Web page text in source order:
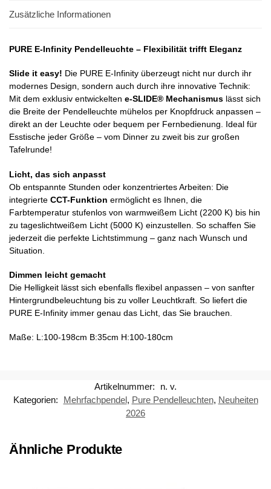
Zusätzliche Informationen
PURE E-Infinity Pendelleuchte – Flexibilität trifft Eleganz
Slide it easy! Die PURE E-Infinity überzeugt nicht nur durch ihr
modernes Design, sondern auch durch ihre innovative Technik:
Mit dem exklusiv entwickelten e-SLIDE® Mechanismus lässt sich
die Breite der Pendelleuchte mühelos per Knopfdruck anpassen –
direkt an der Leuchte oder bequem per Fernbedienung. Ideal für
Esstische jeder Größe – vom Dinner zu zweit bis zur großen
Tafelrunde!
Licht, das sich anpasst
Ob entspannte Stunden oder konzentriertes Arbeiten: Die
integrierte CCT-Funktion ermöglicht es Ihnen, die
Farbtemperatur stufenlos von warmweißem Licht (2200 K) bis hin
zu tageslichtweißem Licht (5000 K) einzustellen. So schaffen Sie
jederzeit die perfekte Lichtstimmung – ganz nach Wunsch und
Situation.
Dimmen leicht gemacht
Die Helligkeit lässt sich ebenfalls flexibel anpassen – von sanfter
Hintergrundbeleuchtung bis zu voller Leuchtkraft. So liefert die
PURE E-Infinity immer genau das Licht, das Sie brauchen.
Maße: L:100-198cm B:35cm H:100-180cm
Artikelnummer:
n. v.
Kategorien:
Mehrfachpendel, Pure Pendelleuchten, Neuheiten
2026
Ähnliche Produkte